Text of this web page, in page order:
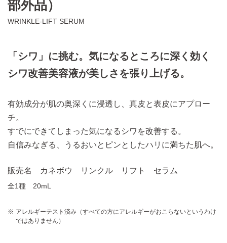
部外品）
WRINKLE-LIFT SERUM
「シワ」に挑む。気になるところに深く効く
シワ改善美容液が美しさを張り上げる。
有効成分が肌の奥深くに浸透し、真皮と表皮にアプロー
チ。
すでにできてしまった気になるシワを改善する。
自信みなぎる、うるおいとピンとしたハリに満ちた肌へ。
販売名 カネボウ リンクル リフト セラム
全1種 20mL
アレルギーテスト済み（すべての方にアレルギーがおこらないというわけ
ではありません）